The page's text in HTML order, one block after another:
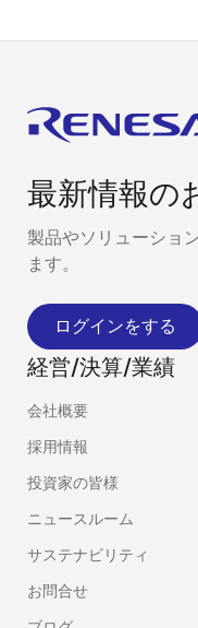
最新情報の
製品やソリューショ
ます。
ログインをする
経営/決算/業績
会社概要
採用情報
投資家の皆様
ニュースルーム
サステナビリティ
お問合せ